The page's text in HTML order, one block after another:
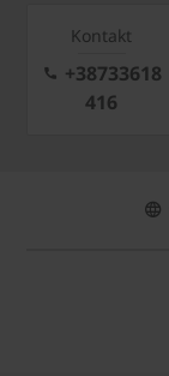
Kontakt
+38733618
416